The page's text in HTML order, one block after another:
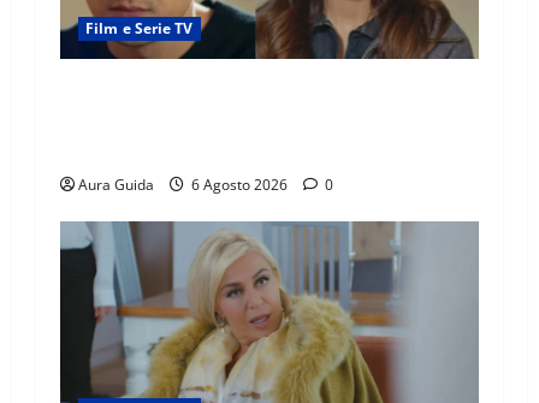
Film e Serie TV
Aura Guida 6 Agosto 2026 0